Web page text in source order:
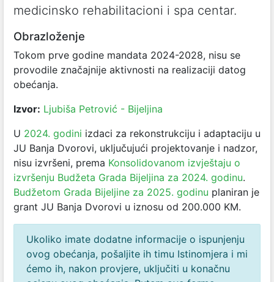
medicinsko rehabilitacioni i spa centar.
Obrazloženje
Tokom prve godine mandata 2024-2028, nisu se
provodile značajnije aktivnosti na realizaciji datog
obećanja.
Izvor: Ljubiša Petrović - Bijeljina
U 2024. godini izdaci za rekonstrukciju i adaptaciju u
JU Banja Dvorovi, uključujući projektovanje i nadzor,
nisu izvršeni, prema Konsolidovanom izvještaju o
izvršenju Budžeta Grada Bijeljina za 2024. godinu.
Budžetom Grada Bijeljine za 2025. godinu planiran je
grant JU Banja Dvorovi u iznosu od 200.000 KM.
Ukoliko imate dodatne informacije o ispunjenju
ovog obećanja, pošaljite ih timu Istinomjera i mi
ćemo ih, nakon provjere, uključiti u konačnu